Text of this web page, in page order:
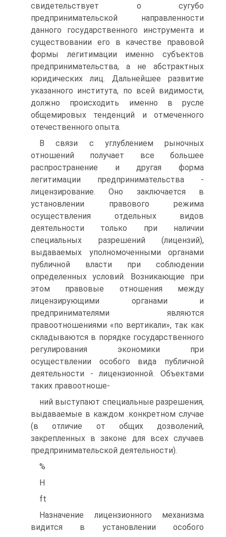
свидетельствует о сугубо
предпринимательской направленности
данного государственного инструмента и
существовании его в качестве правовой
формы легитимации именно субъектов
предпринимательства, а не абстрактных
юридических лиц. Дальнейшее развитие
указанного института, по всей видимости,
должно происходить именно в русле
общемировых тенденций и отмеченного
отечественного опыта.
В связи с углублением рыночных
отношений получает все большее
распространение и другая форма
легитимации предпринимательства -
лицензирование. Оно заключается в
установлении правового режима
осуществления отдельных видов
деятельности только при наличии
специальных разрешений (лицензий),
выдаваемых уполномоченными органами
публичной власти при соблюдении
определенных условий. Возникающие при
этом правовые отношения между
лицензирующими органами и
предпринимателями являются
правоотношениями «по вертикали», так как
складываются в порядке государственного
регулирования экономики при
осуществлении особого вида публичной
деятельности - лицензионной. Объектами
таких правоотноше-
ний выступают специальные разрешения,
выдаваемые в каждом .конкретном случае
(в отличие от общих дозволений,
закрепленных в законе для всех случаев
предпринимательской деятельности).
%
H
ft
Назначение лицензионного механизма
видится в установлении особого